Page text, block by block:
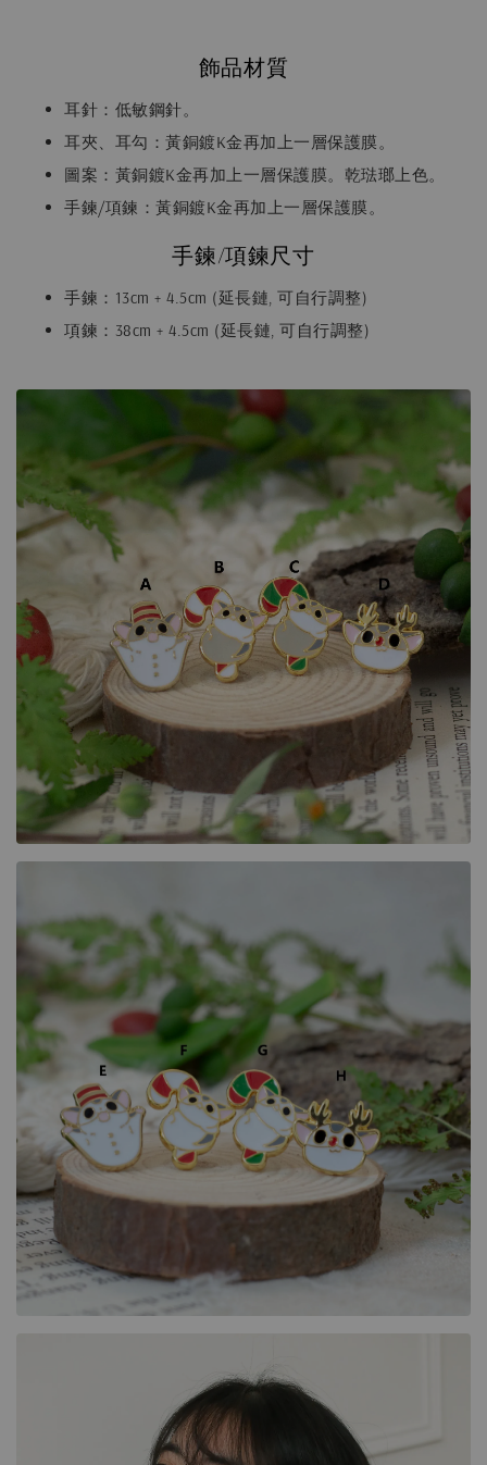
飾品材質
耳針：低敏鋼針。
耳夾、耳勾：黃銅鍍K金再加上一層保護膜。
圖案：黃銅鍍K金再加上一層保護膜。乾琺瑯上色。
手鍊/項鍊：黃銅鍍K金再加上一層保護膜。
手鍊/項鍊尺寸
手鍊：13cm + 4.5cm (延長鏈, 可自行調整)
項鍊：38cm + 4.5cm (延長鏈, 可自行調整)